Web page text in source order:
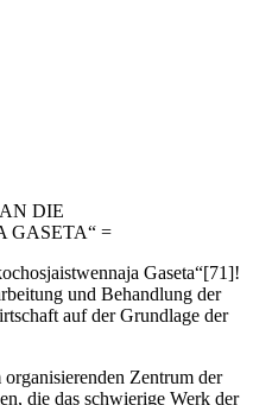
DIE
GASETA“ =
Gaseta“[71]!
und Behandlung der
auf der Grundlage der
Zentrum der
die das schwierige Werk der